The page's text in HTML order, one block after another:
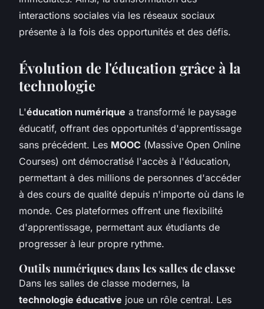
interactions sociales via les réseaux sociaux
présente à la fois des opportunités et des défis.
Évolution de l'éducation grâce à la
technologie
L'éducation numérique a transformé le paysage
éducatif, offrant des opportunités d'apprentissage
sans précédent. Les MOOC (Massive Open Online
Courses) ont démocratisé l'accès à l'éducation,
permettant à des millions de personnes d'accéder
à des cours de qualité depuis n'importe où dans le
monde. Ces plateformes offrent une flexibilité
d'apprentissage, permettant aux étudiants de
progresser à leur propre rythme.
Outils numériques dans les salles de classe
Dans les salles de classe modernes, la
technologie éducative joue un rôle central. Les